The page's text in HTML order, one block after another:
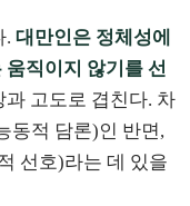
. 대만인은 정체성에
직이지 않기를 선
고도로 겹친다. 차
동적 담론)인 반면,
선호)라는 데 있을